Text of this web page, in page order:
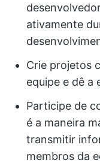
ativamente
Crie projetos
equipe e dê a
Participe de
é a maneira
transmitir
membros da